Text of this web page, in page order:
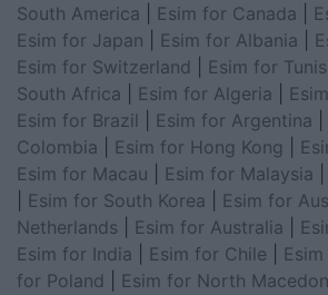
South America
Esim for Canada
Esim for Japan
Esim for Albania
Esim for Switzerland
Esim for
South Africa
Esim for Algeria
Esim for Brazil
Esim for Argentina
Colombia
Esim for Hong Kong
Esim for Macau
Esim for Malaysia
Esim for South Korea Esim for
Netherlands
Esim for Australia
Esim for India
Esim for Chile
for Poland
Esim for North